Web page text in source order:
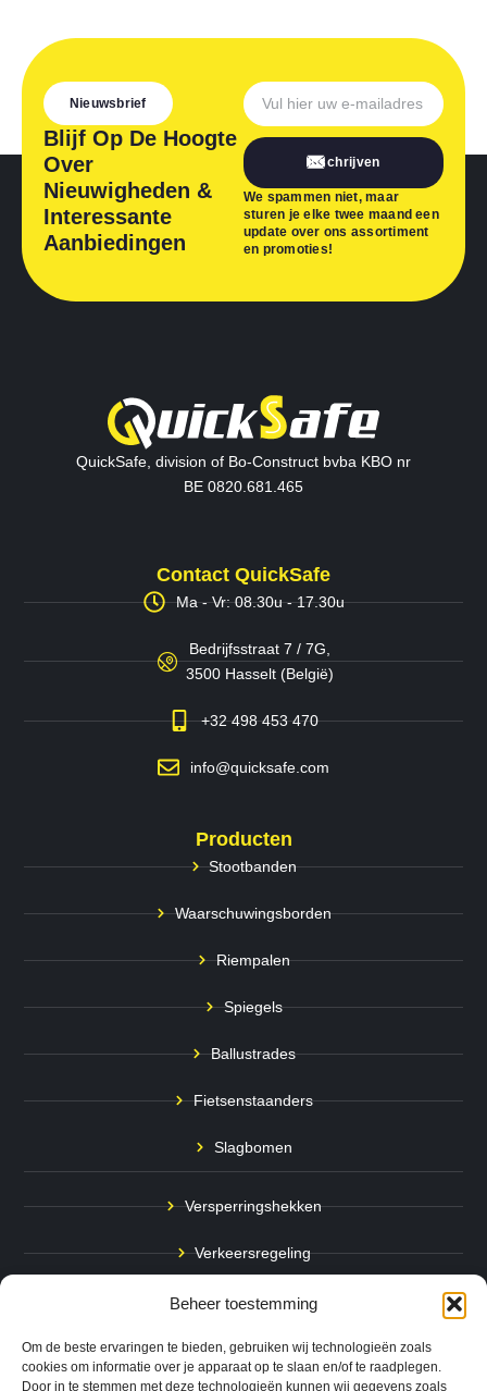
Beheer toestemming
Om de beste ervaringen te bieden, gebruiken wij technologieën zoals
cookies om informatie over je apparaat op te slaan en/of te raadplegen.
Door in te stemmen met deze technologieën kunnen wij gegevens zoals
Nieuwsbrief
Blijf Op De Hoogte
Over
Nieuwigheden &
Interessante
Aanbiedingen
Inschrijven
We spammen niet, maar
sturen je elke twee maand een
update over ons assortiment
en promoties!
QuickSafe, division of Bo-Construct bvba KBO nr
BE 0820.681.465
Contact QuickSafe
Ma - Vr: 08.30u - 17.30u
Bedrijfsstraat 7 / 7G,
3500 Hasselt (België)
+32 498 453 470
info@quicksafe.com
Producten
Stootbanden
Waarschuwingsborden
Riempalen
Spiegels
Ballustrades
Fietsenstaanders
Slagbomen
Versperringshekken
Verkeersregeling
Stadspalen
Afzetpalen